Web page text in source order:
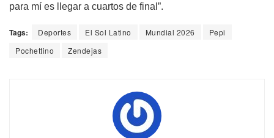
para mí es llegar a cuartos de final”.
Tags: Deportes El Sol Latino Mundial 2026
Pepi
Pochettino
Zendejas